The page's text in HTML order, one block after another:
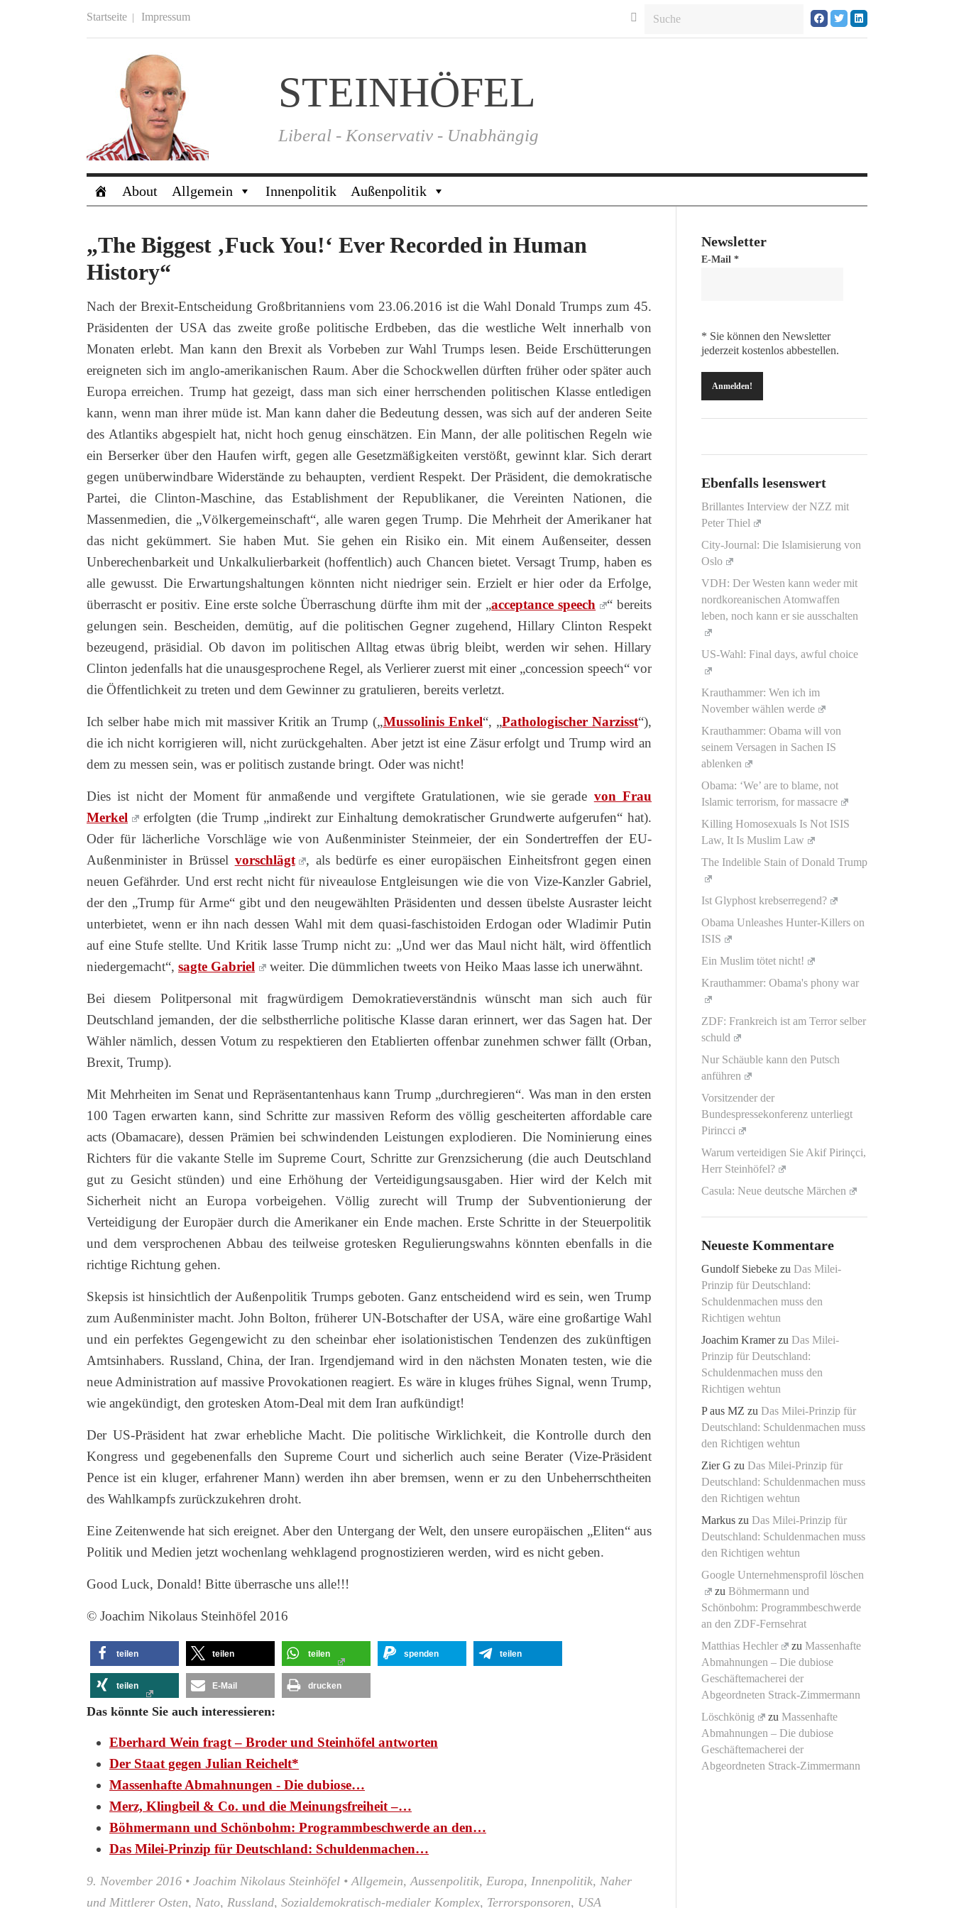
Startseite Impressum
STEINHÖFEL
Liberal - Konservativ - Unabhängig
About Allgemein Innenpolitik Außenpolitik
„The Biggest ‚Fuck You!‘ Ever Recorded in Human
History“
Nach der Brexit-Entscheidung Großbritanniens vom 23.06.2016 ist die Wahl Donald Trumps zum 45.
Präsidenten der USA das zweite große politische Erdbeben, das die westliche Welt innerhalb von
Monaten erlebt. Man kann den Brexit als Vorbeben zur Wahl Trumps lesen. Beide Erschütterungen
ereigneten sich im anglo-amerikanischen Raum. Aber die Schockwellen dürften früher oder später auch
Europa erreichen. Trump hat gezeigt, dass man sich einer herrschenden politischen Klasse entledigen
kann, wenn man ihrer müde ist.Man kann daher die Bedeutung dessen, was sich auf der anderen Seite
des Atlantiks abgespielt hat, nicht hoch genug einschätzen. Ein Mann, der alle politischen Regeln wie
ein Berserker über den Haufen wirft, gegen alle Gesetzmäßigkeiten verstößt, gewinnt klar. Sich derart
gegen unüberwindbare Widerstände zu behaupten, verdient Respekt. Der Präsident, die demokratische
Partei, die Clinton-Maschine, das Establishment der Republikaner, die Vereinten Nationen, die
Massenmedien, die „Völkergemeinschaft“, alle waren gegen Trump. Die Mehrheit der Amerikaner hat
das nicht gekümmert. Sie haben Mut. Sie gehen ein Risiko ein. Mit einem Außenseiter, dessen
Unberechenbarkeit und Unkalkulierbarkeit (hoffentlich) auch Chancen bietet. Versagt Trump, haben es
alle gewusst. Die Erwartungshaltungen könnten nicht niedriger sein. Erzielt er hier oder da Erfolge,
überrascht er positiv. Eine erste solche Überraschung dürfte ihm mit der „acceptance speech
“ bereits
gelungen sein. Bescheiden, demütig, auf die politischen Gegner zugehend, Hillary Clinton Respekt
bezeugend, präsidial. Ob davon im politischen Alltag etwas übrig bleibt, werden wir sehen. Hillary
Clinton jedenfalls hat die unausgesprochene Regel, als Verlierer zuerst mit einer „concession speech“ vor
die Öffentlichkeit zu treten und dem Gewinner zu gratulieren, bereits verletzt.
Ich selber habe mich mit massiver Kritik an Trump („Mussolinis Enkel“, „Pathologischer Narzisst“),
die ich nicht korrigieren will, nicht zurückgehalten. Aber jetzt ist eine Zäsur erfolgt und Trump wird an
dem zu messen sein, was er politisch zustande bringt. Oder was nicht!
Dies ist nicht der Moment für anmaßende und vergiftete Gratulationen, wie sie gerade von Frau
Merkel
erfolgten (die Trump „indirekt zur Einhaltung demokratischer Grundwerte aufgerufen“ hat).
Oder für lächerliche Vorschläge wie von Außenminister Steinmeier, der ein Sondertreffen der EU-
Außenminister in Brüssel vorschlägt
, als bedürfe es einer europäischen Einheitsfront gegen einen
neuen Gefährder. Und erst recht nicht für niveaulose Entgleisungen wie die von Vize-Kanzler Gabriel,
der den „Trump für Arme“ gibt und den neugewählten Präsidenten und dessen übelste Ausraster leicht
unterbietet, wenn er ihn nach dessen Wahl mit dem quasi-faschistoiden Erdogan oder Wladimir Putin
auf eine Stufe stellte. Und Kritik lasse Trump nicht zu: „Und wer das Maul nicht hält, wird öffentlich
niedergemacht“, sagte Gabriel weiter. Die dümmlichen tweets von Heiko Maas lasse ich unerwähnt.
Bei diesem Politpersonal mit fragwürdigem Demokratieverständnis wünscht man sich auch für
Deutschland jemanden, der die selbstherrliche politische Klasse daran erinnert, wer das Sagen hat. Der
Wähler nämlich, dessen Votum zu respektieren den Etablierten offenbar zunehmen schwer fällt (Orban,
Brexit, Trump).
Mit Mehrheiten im Senat und Repräsentantenhaus kann Trump „durchregieren“. Was man in den ersten
100 Tagen erwarten kann, sind Schritte zur massiven Reform des völlig gescheiterten affordable care
acts (Obamacare), dessen Prämien bei schwindenden Leistungen explodieren. Die Nominierung eines
Richters für die vakante Stelle im Supreme Court, Schritte zur Grenzsicherung (die auch Deutschland
gut zu Gesicht stünden) und eine Erhöhung der Verteidigungsausgaben. Hier wird der Kelch mit
Sicherheit nicht an Europa vorbeigehen. Völlig zurecht will Trump der Subventionierung der
Verteidigung der Europäer durch die Amerikaner ein Ende machen. Erste Schritte in der Steuerpolitik
und dem versprochenen Abbau des teilweise grotesken Regulierungswahns könnten ebenfalls in die
richtige Richtung gehen.
Skepsis ist hinsichtlich der Außenpolitik Trumps geboten. Ganz entscheidend wird es sein, wen Trump
zum Außenminister macht. John Bolton, früherer UN-Botschafter der USA, wäre eine großartige Wahl
und ein perfektes Gegengewicht zu den scheinbar eher isolationistischen Tendenzen des zukünftigen
Amtsinhabers. Russland, China, der Iran. Irgendjemand wird in den nächsten Monaten testen, wie die
neue Administration auf massive Provokationen reagiert. Es wäre in kluges frühes Signal, wenn Trump,
wie angekündigt, den grotesken Atom-Deal mit dem Iran aufkündigt!
Der US-Präsident hat zwar erhebliche Macht. Die politische Wirklichkeit, die Kontrolle durch den
Kongress und gegebenenfalls den Supreme Court und sicherlich auch seine Berater (Vize-Präsident
Pence ist ein kluger, erfahrener Mann) werden ihn aber bremsen, wenn er zu den Unbeherrschtheiten
des Wahlkampfs zurückzukehren droht.
Eine Zeitenwende hat sich ereignet. Aber den Untergang der Welt, den unsere europäischen „Eliten“ aus
Politik und Medien jetzt wochenlang wehklagend prognostizieren werden, wird es nicht geben.
Good Luck, Donald! Bitte überrasche uns alle!!!
© Joachim Nikolaus Steinhöfel 2016
teilen teilen teilen spenden teilen
teilen E-Mail drucken
Das könnte Sie auch interessieren:
Eberhard Wein fragt – Broder und Steinhöfel antworten
Der Staat gegen Julian Reichelt*
Massenhafte Abmahnungen - Die dubiose…
Merz, Klingbeil & Co. und die Meinungsfreiheit –…
Böhmermann und Schönbohm: Programmbeschwerde an den…
Das Milei-Prinzip für Deutschland: Schuldenmachen…
9. November 2016 • Joachim Nikolaus Steinhöfel •Allgemein,Aussenpolitik, Europa, Innenpolitik, Naher
und Mittlerer Osten, Nato, Russland, Sozialdemokratisch-medialer Komplex, Terrorsponsoren, USA
Newsletter
E-Mail *
* Sie können den Newsletter
jederzeit kostenlos abbestellen.
Ebenfalls lesenswert
Brillantes Interview der NZZ mit
Peter Thiel
City-Journal: Die Islamisierung von
Oslo
VDH: Der Westen kann weder mit
nordkoreanischen Atomwaffen
leben, noch kann er sie ausschalten
US-Wahl: Final days, awful choice
Krauthammer: Wen ich im
November wählen werde
Krauthammer: Obama will von
seinem Versagen in Sachen IS
ablenken
Obama: ‘We’ are to blame, not
Islamic terrorism, for massacre
Killing Homosexuals Is Not ISIS
Law, It Is Muslim Law
The Indelible Stain of Donald Trump
Ist Glyphost krebserregend?
Obama Unleashes Hunter-Killers on
ISIS
Ein Muslim tötet nicht!
Krauthammer: Obama's phony war
ZDF: Frankreich ist am Terror selber
schuld
Nur Schäuble kann den Putsch
anführen
Vorsitzender der
Bundespressekonferenz unterliegt
Pirincci
Warum verteidigen Sie Akif Pirinçci,
Herr Steinhöfel?
Casula: Neue deutsche Märchen
Neueste Kommentare
Gundolf Siebeke zu Das Milei-
Prinzip für Deutschland:
Schuldenmachen muss den
Richtigen wehtun
Joachim Kramerzu Das Milei-
Prinzip für Deutschland:
Schuldenmachen muss den
Richtigen wehtun
P aus MZ zu Das Milei-Prinzip für
Deutschland: Schuldenmachen muss
den Richtigen wehtun
Zier G zu Das Milei-Prinzip für
Deutschland: Schuldenmachen muss
den Richtigen wehtun
Markus zu Das Milei-Prinzip für
Deutschland: Schuldenmachen muss
den Richtigen wehtun
Google Unternehmensprofil löschen
zu Böhmermann und
Schönbohm: Programmbeschwerde
an den ZDF-Fernsehrat
Matthias Hechler
zu Massenhafte
Abmahnungen – Die dubiose
Geschäftemacherei der
Abgeordneten Strack-Zimmermann
Löschkönig
zu Massenhafte
Abmahnungen – Die dubiose
Geschäftemacherei der
Abgeordneten Strack-Zimmermann